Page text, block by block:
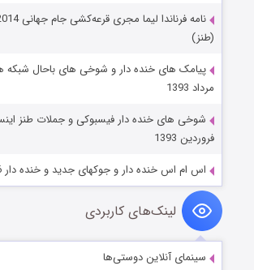
(طنز)
مرداد 1393
فروردین 1393
اس ام اس خنده دار و جوکهای جدید و خنده دار 6 آبان 1394
لینک‌های کاربردی
سینمای آنلاین دوستی‌ها